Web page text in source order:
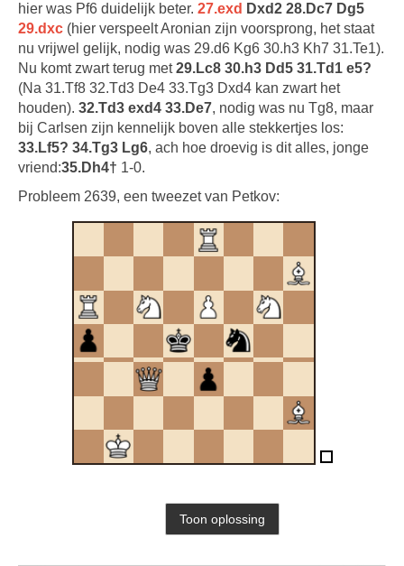
hier was Pf6 duidelijk beter. 27.exd Dxd2 28.Dc7 Dg5
29.dxc (hier verspeelt Aronian zijn voorsprong, het staat
nu vrijwel gelijk, nodig was 29.d6 Kg6 30.h3 Kh7 31.Te1).
Nu komt zwart terug met29.Lc8 30.h3 Dd5 31.Td1 e5?
(Na 31.Tf8 32.Td3 De4 33.Tg3 Dxd4 kan zwart het
houden). 32.Td3 exd4 33.De7, nodig was nu Tg8, maar
bij Carlsen zijn kennelijk boven alle stekkertjes los:
33.Lf5? 34.Tg3 Lg6, ach hoe droevig is dit alles, jonge
vriend:35.Dh4† 1-0.
Probleem 2639, een tweezet van Petkov: